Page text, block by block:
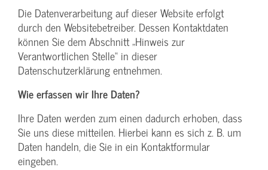
Die Datenverarbeitung auf dieser Website erfolgt
durch den Websitebetreiber. Dessen Kontaktdaten
können Sie dem Abschnitt „Hinweis zur
Verantwortlichen Stelle“ in dieser
Datenschutzerklärung entnehmen.
Wie erfassen wir Ihre Daten?
Ihre Daten werden zum einen dadurch erhoben, dass
Sie uns diese mitteilen. Hierbei kann es sich z. B. um
Daten handeln, die Sie in ein Kontaktformular
eingeben.